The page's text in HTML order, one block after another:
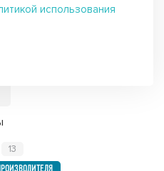
воды ИТА
5" 20 мкм,
13
использования